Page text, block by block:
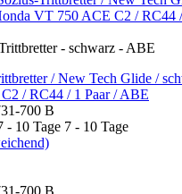
- schwarz - ABE
/ New Tech Glide /
/ RC44 / 1 Paar / ABE
700 B
7 - 10 Tage
700 B